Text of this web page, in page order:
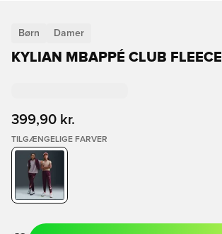
Børn Damer
KYLIAN MBAPPÉ CLUB FLEECE
399,90 kr.
TILGÆNGELIGE FARVER